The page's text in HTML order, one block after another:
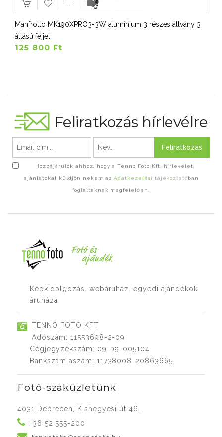
Manfrotto MK190XPRO3-3W alumínium 3 részes állvány 3
állású fejjel
125 800 Ft
Feliratkozás hírlevélre
Feliratkozás
Hozzájárulok ahhoz, hogy a Tenno Foto Kft. hírlevelet,
ajánlatokat küldjön nekem az Adatkezelési tájékoztatóban
foglaltaknak megfelelően.
Képkidolgozás, webáruház, egyedi ajándékok
áruháza
TENNO FOTO KFT.
Adószám: 11553698-2-09
Cégjegyzékszám: 09-09-005104
Bankszámlaszám: 11738008-20863665
Fotó-szaküzletünk
4031 Debrecen, Kishegyesi út 46.
+36 52 555-200